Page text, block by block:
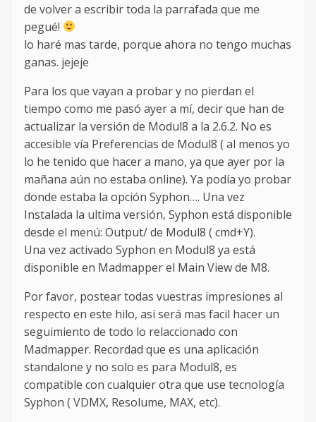
de volver a escribir toda la parrafada que me
pegué!
lo haré mas tarde, porque ahora no tengo muchas
ganas. jejeje
Para los que vayan a probar y no pierdan el
tiempo como me pasó ayer a mí, decir que han de
actualizar la versión de Modul8 a la 2.6.2. No es
accesible vía Preferencias de Modul8 ( al menos yo
lo he tenido que hacer a mano, ya que ayer por la
mañana aún no estaba online). Ya podía yo probar
donde estaba la opción Syphon…. Una vez
Instalada la ultima versión, Syphon está disponible
desde el menú: Output/ de Modul8 ( cmd+Y).
Una vez activado Syphon en Modul8 ya está
disponible en Madmapper el Main View de M8.
Por favor, postear todas vuestras impresiones al
respecto en este hilo, así será mas facil hacer un
seguimiento de todo lo relaccionado con
Madmapper. Recordad que es una aplicación
standalone y no solo es para Modul8, es
compatible con cualquier otra que use tecnología
Syphon ( VDMX, Resolume, MAX, etc).